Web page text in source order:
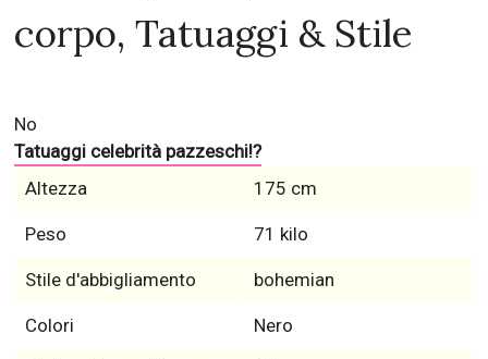
corpo, Tatuaggi & Stile
No
Tatuaggi celebrità pazzeschi!?
Altezza
175 cm
Peso 71 kilo
Stile d'abbigliamento bohemian
Colori Nero